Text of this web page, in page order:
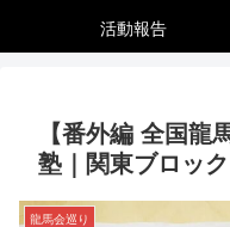
活動報告
【番外編 全国龍
塾｜関東ブロック
龍馬会巡り